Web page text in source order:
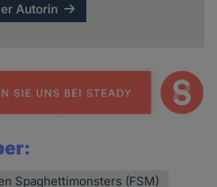
Autorin
Spaghettimonsters (FSM)